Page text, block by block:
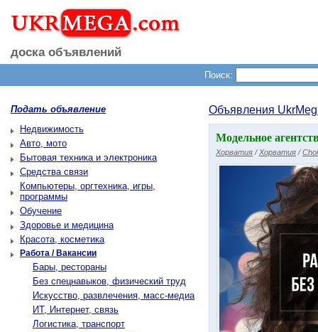
доска объявлений
Поиск:
Подать объявление
Недвижимость
Авто, мото
Бытовая техника и электроника
Средства связи
Компьютеры, оргтехника, игры,
программы
Обучение
Здоровье и медицина
Красота, косметика
Работа / Вакансии
Бары, рестораны
Без спецнавыков, физический труд
Искусство, развлечения, масс-медиа
ИТ, Интернет, связь
Логистика, транспорт
Объявления
Модельное
Хорватия / Хорватия /